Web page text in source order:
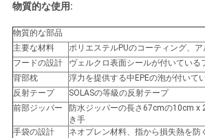
物質的な使用:
物質的な部品
主要な材料
ポリエステルPUのコーティング、
フードの設計
ヴェルクロ表面シールが付いている
背部枕
浮力を提供する中EPEの泡が付いて
反射テープ
SOLASの等級の反射テープ
前部ジッパー
防水ジッパーの長さ67cmの10cm x
き手
手袋の設計
ネオプレン材料、指から損失熱を防